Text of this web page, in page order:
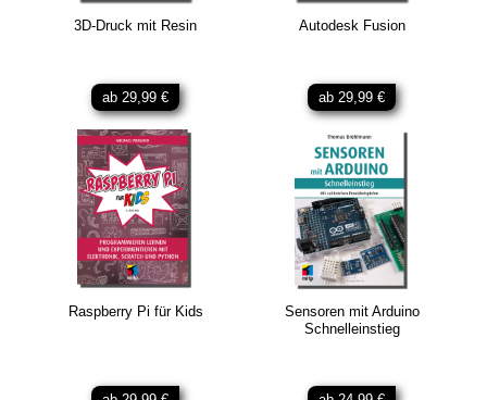
3D-Druck mit Resin
ab 29,99 €
Autodesk Fusion
ab 29,99 €
Raspberry Pi für Kids
Sensoren mit Arduino
Schnelleinstieg